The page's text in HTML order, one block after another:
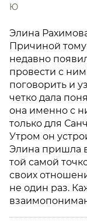
Ю
Элина
Причиной тому
недавно
провести с
поговорить и
четко дала
она именно с
только для
Утром он
Элина пришла
той самой
своих
не один раз.